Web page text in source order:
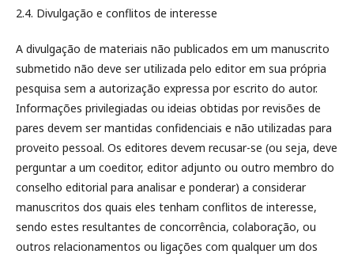
2.4. Divulgação e conflitos de interesse
A divulgação de materiais não publicados em um manuscrito
submetido não deve ser utilizada pelo editor em sua própria
pesquisa sem a autorização expressa por escrito do autor.
Informações privilegiadas ou ideias obtidas por revisões de
pares devem ser mantidas confidenciais e não utilizadas para
proveito pessoal. Os editores devem recusar-se (ou seja, deve
perguntar a um coeditor, editor adjunto ou outro membro do
conselho editorial para analisar e ponderar) a considerar
manuscritos dos quais eles tenham conflitos de interesse,
sendo estes resultantes de concorrência, colaboração, ou
outros relacionamentos ou ligações com qualquer um dos